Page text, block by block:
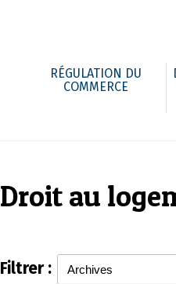
RÉGULATION DU
COMMERCE
Droit au
Filtrer :